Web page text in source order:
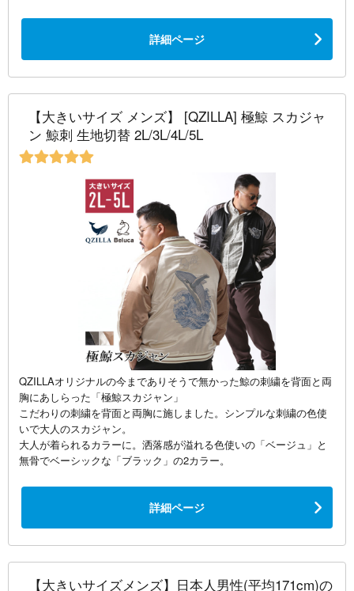
詳細ページ
【大きいサイズ メンズ】 [QZILLA] 極鯨 スカジャ
ン 鯨刺 生地切替 2L/3L/4L/5L
QZILLAオリジナルの今までありそうで無かった鯨の刺繍を背面と両
胸にあしらった「極鯨スカジャン」
こだわりの刺繍を背面と両胸に施しました。シンプルな刺繍の色使
いで大人のスカジャン。
大人が着られるカラーに。洒落感が溢れる色使いの「ベージュ」と
無骨でベーシックな「ブラック」の2カラー。
詳細ページ
【大きいサイズメンズ】日本人男性(平均171cm)の